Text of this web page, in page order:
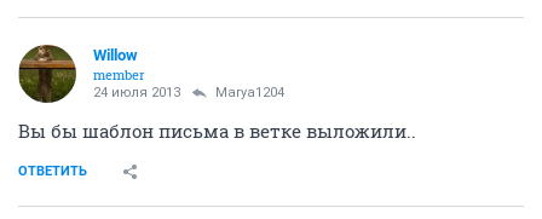
Willow
member
24 июля 2013 Marya1204
Вы бы шаблон письма в ветке выложили..
ОТВЕТИТЬ